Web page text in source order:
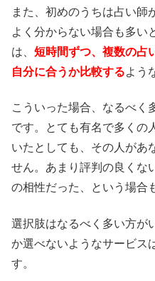
また、初めのうちは占い師
よく分からない場合も多い
は、 短時間ずつ、複数の占
自分に合うか比較するよう
こういった場合、なるべく
です。とても有名で多くの
いたとしても、その人があ
せん。あまり評判の良くな
の相性だった、という場合
選択肢はなるべく多い方が
か選べないようなサービス
す。